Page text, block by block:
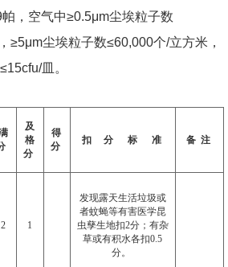
，空气中≥0.5μm尘埃粒子数
≥5μm尘埃粒子数≤60,000个/立方米，
皿。
及
格
分
得
分
扣 分 标 准 备 注
2 1
发现露天生活垃圾或
者蚊蝇等有害医学昆
虫孳生地扣2分；有杂
草或有积水各扣0.5
分。